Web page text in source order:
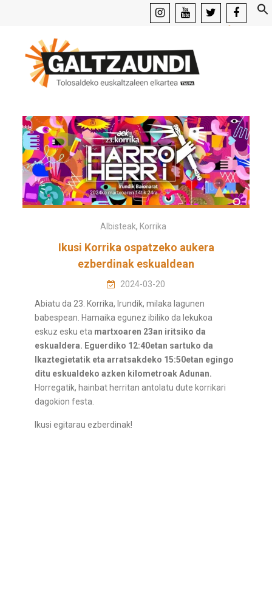
facebook
Albisteak, Korrika
Ikusi Korrika ospatzeko aukera
ezberdinak eskualdean
2024-03-20
Abiatu da 23. Korrika, Irundik, milaka lagunen
babespean. Hamaika egunez ibiliko da lekukoa
eskuz esku eta martxoaren 23an iritsiko da
eskualdera. Eguerdiko 12:40etan sartuko da
Ikaztegietatik eta arratsakdeko 15:50etan egingo
ditu eskualdeko azken kilometroak Adunan.
Horregatik, hainbat herritan antolatu dute korrikari
dagokion festa.
Ikusi egitarau ezberdinak!